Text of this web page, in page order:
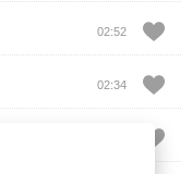
02:52
02:34